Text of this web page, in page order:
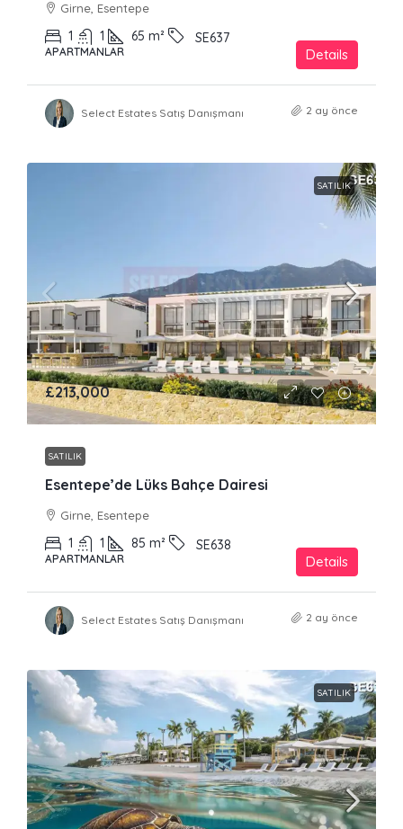
Girne, Esentepe
1 1 65 m² SE637
APARTMANLAR Details
Select Estates Satış Danışmanı 2 ay önce
SATILIK
£213,000
SATILIK
Esentepe’de Lüks Bahçe Dairesi
Girne, Esentepe
1 1 85 m² SE638
APARTMANLAR Details
Select Estates Satış Danışmanı 2 ay önce
SATILIK